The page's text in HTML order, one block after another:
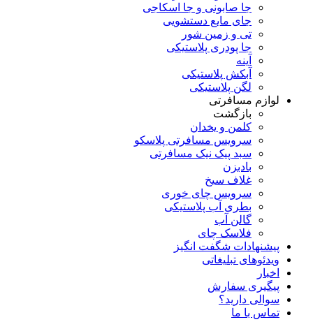
جا صابونی و جا اسکاجی
جای مایع دستشویی
تی و زمین شور
جا پودری پلاستیکی
آینه
آبکش پلاستیکی
لگن پلاستیکی
لوازم مسافرتی
بازگشت
کلمن و یخدان
سرویس مسافرتی پلاسکو
سبد پیک نیک مسافرتی
بادبزن
غلاف سیخ
سرویس چای خوری
بطری آب پلاستیکی
گالن آب
فلاسک چای
پیشنهادات شگفت انگیز
ویدئوهای تبلیغاتی
اخبار
پیگیری سفارش
سوالی دارید؟
تماس با ما